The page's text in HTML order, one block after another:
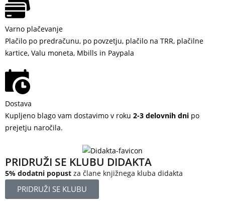
Varno plačevanje
Plačilo po predračunu, po povzetju, plačilo na TRR, plačilne
kartice, Valu moneta, Mbills in Paypala
Dostava
Kupljeno blago vam dostavimo v roku 2-3 delovnih dni po
prejetju naročila.
PRIDRUŽI SE KLUBU DIDAKTA
5% dodatni popust za člane knjižnega kluba didakta
PRIDRUŽI SE KLUBU